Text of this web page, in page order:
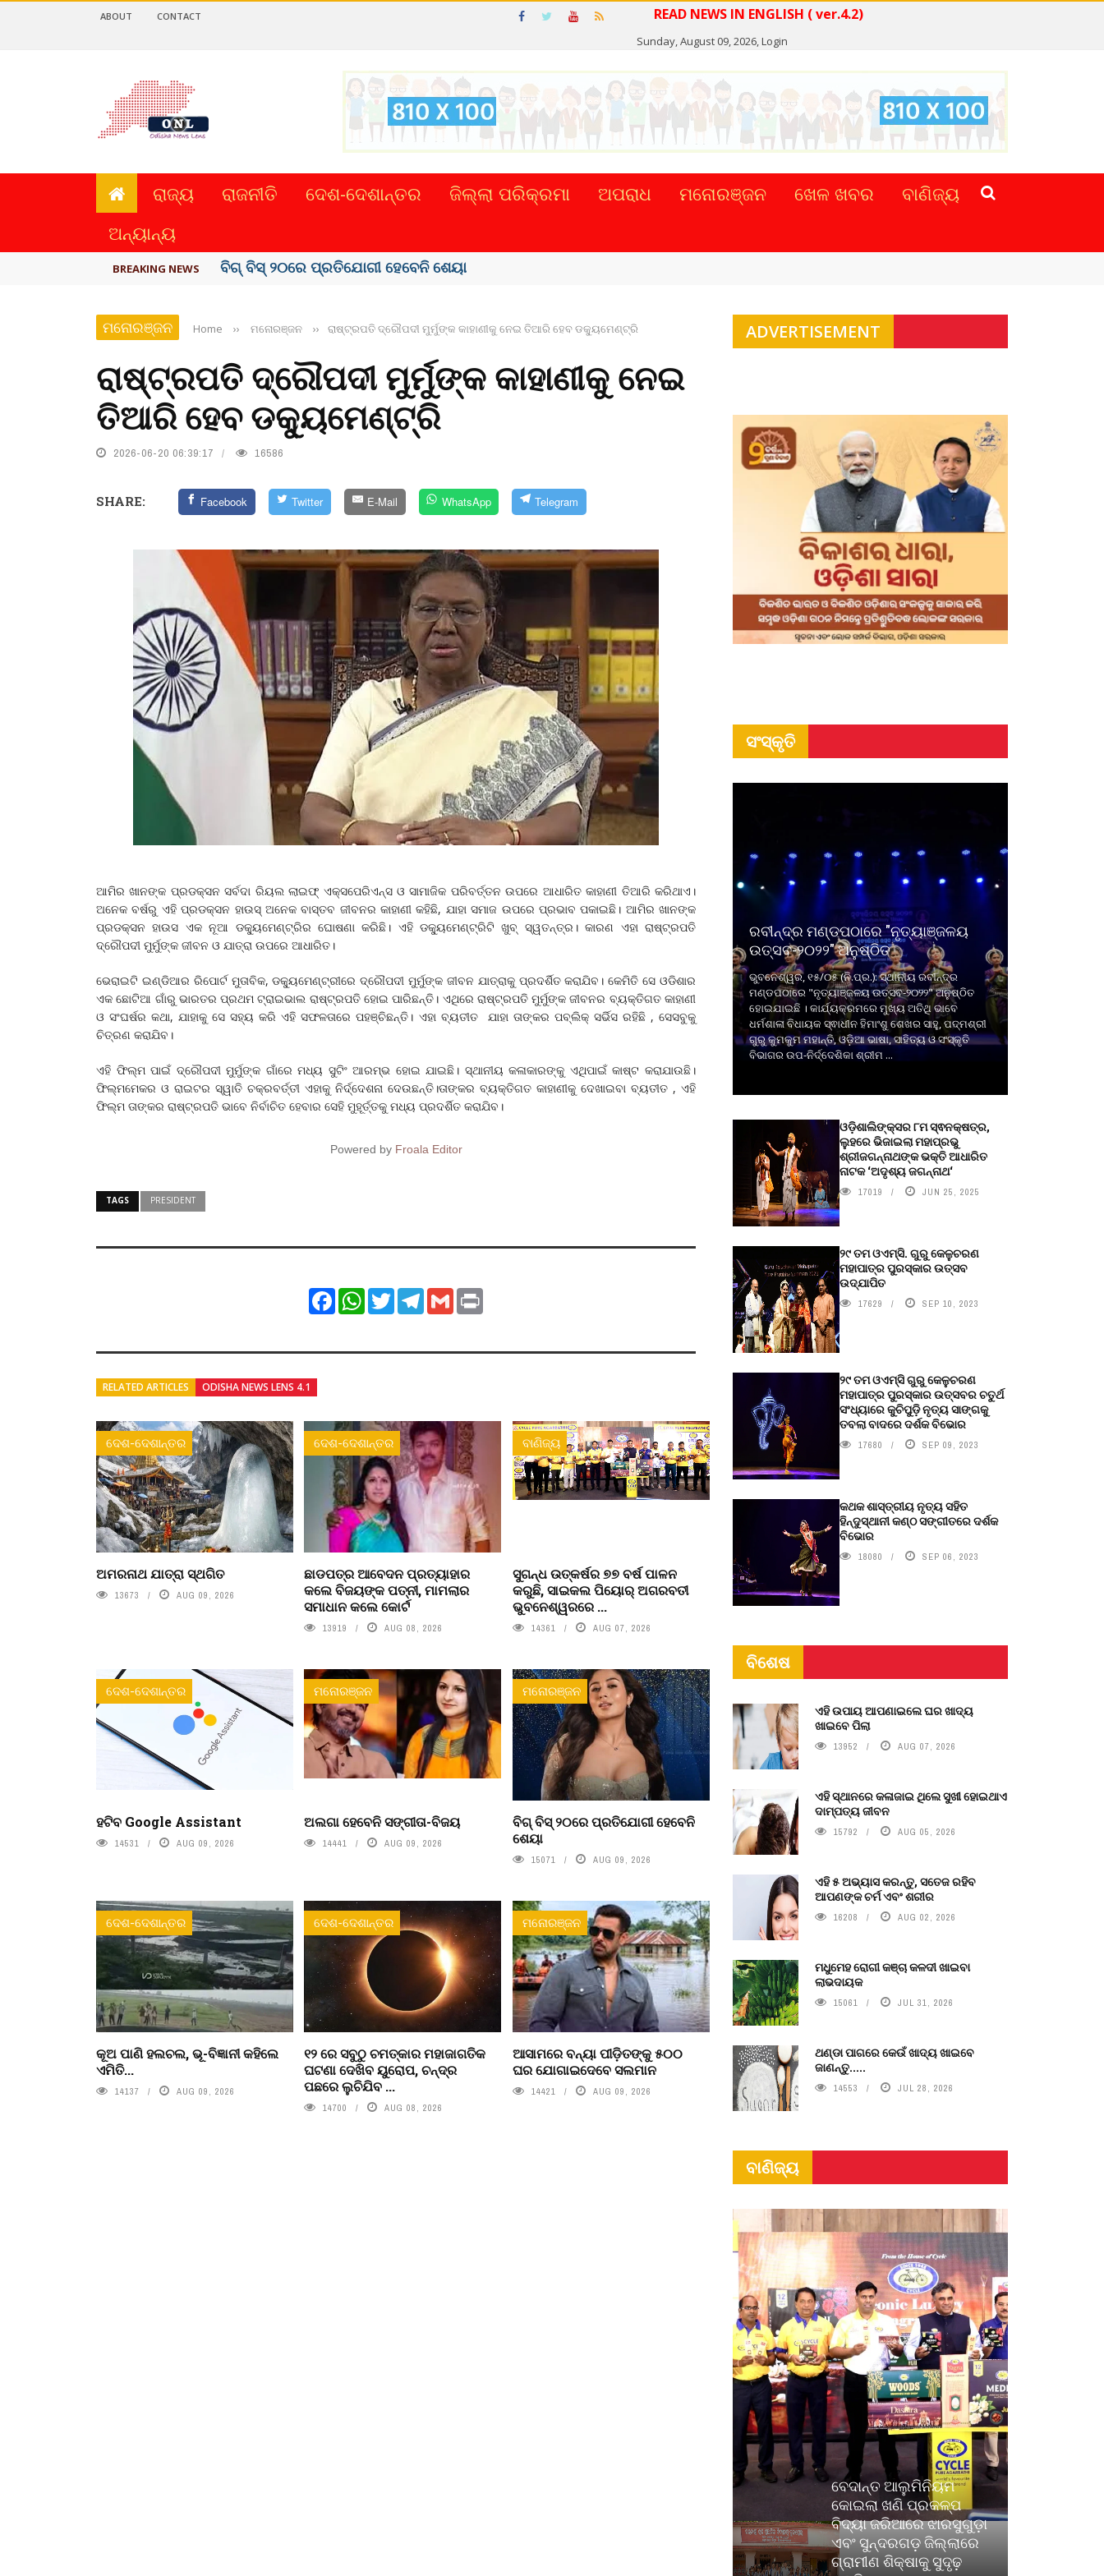
READ NEWS IN ENGLISH ( ver.4.2)
Sunday, August 09, 2026,Login
ABOUT CONTACT
ରାଜ୍ୟ ରାଜନୀତି ଦେଶ-ଦେଶାନ୍ତର ଜିଲ୍ଲା ପରିକ୍ରମା ଅପରାଧ ମନୋରଞ୍ଜନ ଖେଳ ଖବର
ବାଣିଜ୍ୟ
ଅନ୍ୟାନ୍ୟ
BREAKING NEWS ଅମରନାଥ ଯାତ୍ରା ସ୍ଥଗିତ
ମନୋରଞ୍ଜନ Home ›› ମନୋରଞ୍ଜନ ›› ରାଷ୍ଟ୍ରପତି ଦ୍ରୌପଦୀ ମୁର୍ମୁଙ୍କ କାହାଣୀକୁ ନେଇ ତିଆରି ହେବ ଡକ୍ୟୁମେଣ୍ଟ୍ରି
ରାଷ୍ଟ୍ରପତି ଦ୍ରୌପଦୀ ମୁର୍ମୁଙ୍କ କାହାଣୀକୁ ନେଇ
ତିଆରି ହେବ ଡକ୍ୟୁମେଣ୍ଟ୍ରି
2026-06-20 06:39:17 16586
SHARE: Facebook Twitter E-Mail WhatsApp Telegram
ଆମିର ଖାନଙ୍କ ପ୍ରଡକ୍ସନ ସର୍ବଦା ରିୟଲ ଲାଇଫ୍‌ ଏକ୍ସପେରିଏନ୍ସ ଓ ସାମାଜିକ ପରିବର୍ତ୍ତନ ଉପରେ ଆଧାରିତ କାହାଣୀ ତିଆରି କରିଥାଏ।
ଅନେକ ବର୍ଷରୁ ଏହି ପ୍ରଡକ୍ସନ ହାଉସ୍‌ ଅନେକ ବାସ୍ତବ ଜୀବନର କାହାଣୀ କହିଛି, ଯାହା ସମାଜ ଉପରେ ପ୍ରଭାବ ପକାଇଛି। ଆମିର ଖାନଙ୍କ
ପ୍ରଡକ୍ସନ ହାଉସ ଏକ ନୂଆ ଡକ୍ୟୁମେଣ୍ଟ୍ରିର ଘୋଷଣା କରିଛି। ଏହି ଡକ୍ୟୁମେଣ୍ଟ୍ରିଟି ଖୁବ୍‌ ସ୍ୱତନ୍ତ୍ର। କାରଣ ଏହା ରାଷ୍ଟ୍ରପତି
ଦ୍ରୌପଦୀ ମୁର୍ମୁଙ୍କ ଜୀବନ ଓ ଯାତ୍ରା ଉପରେ ଆଧାରିତ।
ଭେରାଇଟି ଇଣ୍ଡିଆର ରିପୋର୍ଟ ମୁତାବିକ, ଡକ୍ୟୁମେଣ୍ଟ୍ରୀରେ ଦ୍ରୌପଦୀ ମୁର୍ମୁଙ୍କ ଜୀବନ ଯାତ୍ରାକୁ ପ୍ରଦର୍ଶିତ କରାଯିବ। କେମିତି ସେ ଓଡିଶାର
ଏକ ଛୋଟିଆ ଗାଁରୁ ଭାରତର ପ୍ରଥମ ଟ୍ରାଇଭାଲ ରାଷ୍ଟ୍ରପତି ହୋଇ ପାରିଛନ୍ତି। ଏଥିରେ ରାଷ୍ଟ୍ରପତି ମୁର୍ମୁଙ୍କ ଜୀବନର ବ୍ୟକ୍ତିଗତ କାହାଣୀ
ଓ ସଂଘର୍ଷର କଥା, ଯାହାକୁ ସେ ସହ୍ୟ କରି ଏହି ସଫଳତାରେ ପହଞ୍ଚିଛନ୍ତି। ଏହା ବ୍ୟତୀତ ଯାହା ତାଙ୍କର ପବ୍ଲିକ୍‌ ସର୍ଭିସ ରହିଛି , ସେସବୁକୁ
ଚିତ୍ରଣ କରାଯିବ।
ଏହି ଫିଲ୍ମ ପାଇଁ ଦ୍ରୌପଦୀ ମୁର୍ମୁଙ୍କ ଗାଁରେ ମଧ୍ୟ ସୁଟିଂ ଆରମ୍ଭ ହୋଇ ଯାଇଛି। ସ୍ଥାନୀୟ କଳାକାରଙ୍କୁ ଏଥିପାଇଁ କାଷ୍ଟ କରାଯାଉଛି।
ଫିଲ୍ମମେକର ଓ ରାଇଟର ସ୍ୱାତି ଚକ୍ରବର୍ତ୍ତୀ ଏହାକୁ ନିର୍ଦ୍ଦେଶନା ଦେଉଛନ୍ତି।ତାଙ୍କର ବ୍ୟକ୍ତିଗତ କାହାଣୀକୁ ଦେଖାଇବା ବ୍ୟତୀତ , ଏହି
ଫିଲ୍ମ ତାଙ୍କର ରାଷ୍ଟ୍ରପତି ଭାବେ ନିର୍ବାଚିତ ହେବାର ସେହି ମୁହୂର୍ତ୍ତକୁ ମଧ୍ୟ ପ୍ରଦର୍ଶିତ କରାଯିବ।
Powered by Froala Editor
TAGS PRESIDENT
FacebookWhatsApp
TwitterTelegram
Gmail
RELATED ARTICLES ODISHA NEWS LENS 4.1
ଦେଶ-ଦେଶାନ୍ତର
ଅମରନାଥ ଯାତ୍ରା ସ୍ଥଗିତ
13673 AUG 09, 2026
ଦେଶ-ଦେଶାନ୍ତର
ଛାଡପତ୍ର ଆବେଦନ ପ୍ରତ୍ୟାହାର
କଲେ ବିଜୟଙ୍କ ପତ୍ନୀ, ମାମଲାର
ସମାଧାନ କଲେ କୋର୍ଟ
13919 AUG 08, 2026
ବାଣିଜ୍ୟ
ସୁଗନ୍ଧ ଉତ୍କର୍ଷର ୭୭ ବର୍ଷ ପାଳନ
କରୁଛି, ସାଇକଲ ପିୟୋର୍‌ ଅଗରବତୀ
ଭୁବନେଶ୍ୱରରେ ...
14361 AUG 07, 2026
ଦେଶ-ଦେଶାନ୍ତର
ହଟିବ Google Assistant
14531 AUG 09, 2026
ମନୋରଞ୍ଜନ
ଅଲଗା ହେବେନି ସଙ୍ଗୀତା-ବିଜୟ
14441 AUG 09, 2026
ମନୋରଞ୍ଜନ
ବିଗ୍ ବିସ୍ ୨୦ରେ ପ୍ରତିଯୋଗୀ ହେବେନି
ଶେୟା
15071 AUG 09, 2026
ଦେଶ-ଦେଶାନ୍ତର
କୂଅ ପାଣି ହଲଚଲ, ଭୂ-ବିଜ୍ଞାନୀ କହିଲେ
ଏମିତି...
14137 AUG 09, 2026
ଦେଶ-ଦେଶାନ୍ତର
୧୨ ରେ ସବୁଠୁ ଚମତ୍କାର ମହାଜାଗତିକ
ଘଟଣା ଦେଖିବ ୟୁରୋପ, ଚନ୍ଦ୍ର
ପଛରେ ଲୁଚିଯିବ ...
14700 AUG 08, 2026
ମନୋରଞ୍ଜନ
ଆସାମରେ ବନ୍ୟା ପୀଡ଼ିତଙ୍କୁ ୫୦୦
ଘର ଯୋଗାଇଦେବେ ସଲମାନ
14421 AUG 09, 2026
ADVERTISEMENT
ସଂସ୍କୃତି
ରବୀନ୍ଦ୍ର ମଣ୍ଡପଠାରେ "ନୃତ୍ୟାଞ୍ଜଳୟ
ଉତ୍ସବ-୨୦୨୨" ଅନୁଷ୍ଠିତ
ଭୁବନେଶ୍ୱର, ୧୫/୦୫ (ନି.ପ୍ର.): ସ୍ଥାନୀୟ ରବୀନ୍ଦ୍ର
ମଣ୍ଡପଠାରେ "ନୃତ୍ୟାଞ୍ଜଳୟ ଉତ୍ସବ-୨୦୨୨" ଅନୁଷ୍ଠିତ
ହୋଇଯାଇଛି । କାର୍ଯ୍ୟକ୍ରମରେ ମୁଖ୍ୟ ଅତିଥି ଭାବେ
ଧର୍ମଶାଳା ବିଧାୟକ ସ୍ଵାଧୀନ ହିମାଂଶୁ ଶେଖର ସାହୁ, ପଦ୍ମଶ୍ରୀ
ଗୁରୁ କୁମକୁମ ମହାନ୍ତି, ଓଡ଼ିଆ ଭାଷା, ସାହିତ୍ୟ ଓ ସଂସ୍କୃତି
ବିଭାଗର ଉପ-ନିର୍ଦ୍ଦେଶିକା ଶ୍ରୀମ ...
ଓଡ଼ିଶାଲିଙ୍କ୍ସର ୮ମ ସ୍ଵନକ୍ଷତ୍ର,
ଲୁହରେ ଭିଜାଇଲା ମହାପ୍ରଭୁ
ଶ୍ରୀଜଗନ୍ନାଥଙ୍କ ଭକ୍ତି ଆଧାରିତ
ନାଟକ ‘ଅଦୃଶ୍ୟ ଜଗନ୍ନାଥ‘
17019 JUN 25, 2025
୨୯ ତମ ଓଏମ୍‌ସି. ଗୁରୁ କେଳୁଚରଣ
ମହାପାତ୍ର ପୁରସ୍କାର ଉତ୍ସବ
ଉଦ୍‍ଯାପିତ
17629 SEP 10, 2023
୨୯ ତମ ଓଏମ୍‌ସି ଗୁରୁ କେଳୁଚରଣ
ମହାପାତ୍ର ପୁରସ୍କାର ଉତ୍ସବର ଚତୁର୍ଥ
ସଂଧ୍ୟାରେ କୁଚିପୁଡ଼ି ନୃତ୍ୟ ସାଙ୍ଗକୁ
ତବଲା ବାଦରେ ଦର୍ଶକ ବିଭୋର
17680 SEP 09, 2023
କଥକ ଶାସ୍ତ୍ରୀୟ ନୃତ୍ୟ ସହିତ
ହିନ୍ଦୁସ୍ଥାନୀ କଣ୍ଠ ସଙ୍ଗୀତରେ ଦର୍ଶକ
ବିଭୋର
18080 SEP 06, 2023
ବିଶେଷ
ଏହି ଉପାୟ ଆପଣାଇଲେ ଘର ଖାଦ୍ୟ
ଖାଇବେ ପିଲା
13952 AUG 07, 2026
ଏହି ସ୍ଥାନରେ କଳାଜାଇ ଥିଲେ ସୁଖୀ ହୋଇଥାଏ
ଦାମ୍ପତ୍ୟ ଜୀବନ
15792 AUG 05, 2026
ଏହି ୫ ଅଭ୍ୟାସ କରନ୍ତୁ, ସତେଜ ରହିବ
ଆପଣଙ୍କ ଚର୍ମ ଏବଂ ଶରୀର
16208 AUG 02, 2026
ମଧୁମେହ ରୋଗୀ କଞ୍ଚା କଳଦୀ ଖାଇବା
ଲାଭଦାୟକ
15061 JUL 31, 2026
ଥଣ୍ଡା ପାଗରେ କେଉଁ ଖାଦ୍ୟ ଖାଇବେ
ଜାଣନ୍ତୁ.....
14553 JUL 28, 2026
ବାଣିଜ୍ୟ
ବେଦାନ୍ତ ଆଲୁମିନିୟମ
କୋଇଲା ଖଣି ପ୍ରକଳ୍ପ
ବିଦ୍ୟା ଜରିଆରେ ଝାରସୁଗୁଡ଼ା
ଏବଂ ସୁନ୍ଦରଗଡ଼ ଜିଲ୍ଲାରେ
ଗ୍ରାମୀଣ ଶିକ୍ଷାକୁ ସୁଦୃଢ଼